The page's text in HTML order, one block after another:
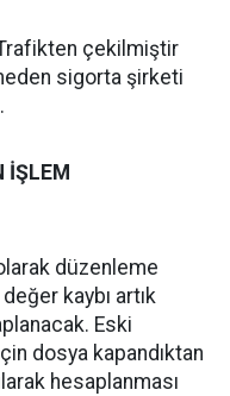
çekilmiştir
sigorta şirketi
İŞLEM
düzenleme
kaybı artık
Eski
dosya kapandıktan
hesaplanması